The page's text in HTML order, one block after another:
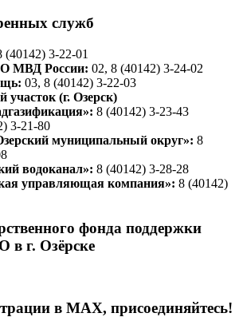
служб
(40142) 3-22-01
МВД России: 02, 8 (40142) 3-24-02
03, 8 (40142) 3-22-03
участок (г. Озерск)
8 (40142) 3-23-43
3-21-80
муниципальный округ»: 8
водоканал»: 8 (40142) 3-28-28
управляющая компания»: 8 (40142)
фонда поддержки
в г. Озёрске
в МАХ, присоединяйтесь!